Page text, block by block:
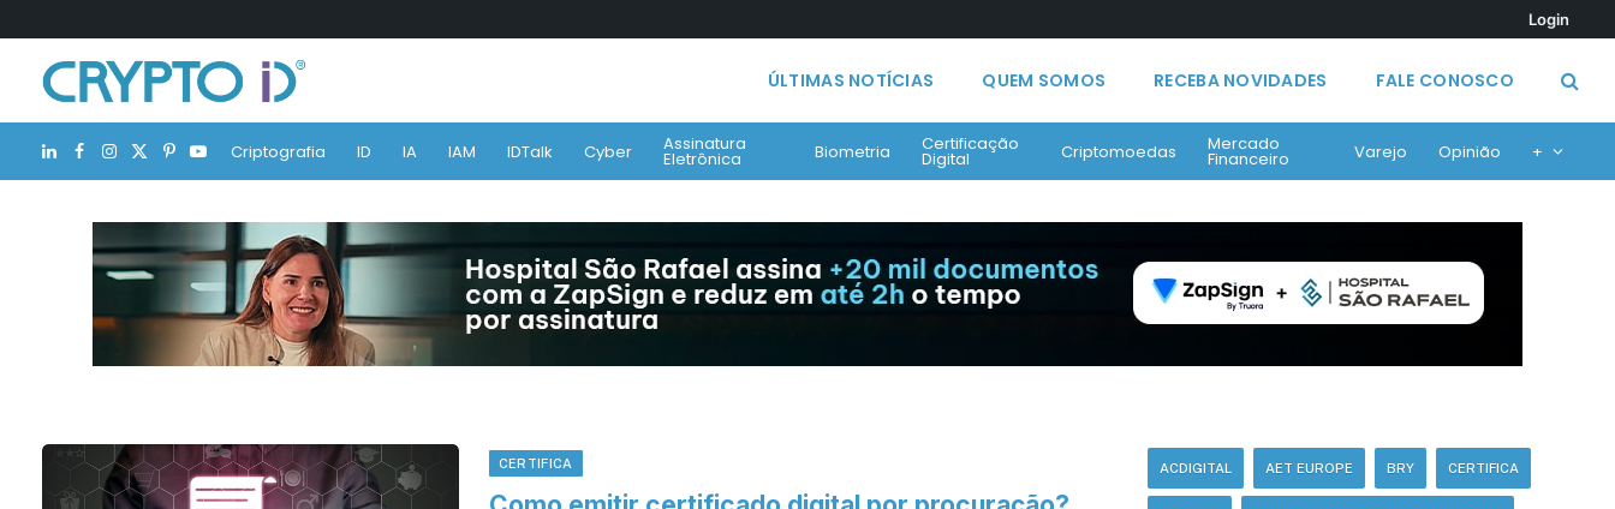
Login
ÚLTIMAS NOTÍCIAS QUEM SOMOS RECEBA NOVIDADES FALE CONOSCO
LinkedIn
Facebook
Instagram
X
(Twitter)
Pinterest
YouTubeCriptografia ID IA IAM IDTalk Cyber Assinatura
Eletrônica Biometria Certificação
Digital Criptomoedas Mercado
Financeiro Varejo Opinião +
CERTIFICA ACDIGITAL AET EUROPE BRY CERTIFICA